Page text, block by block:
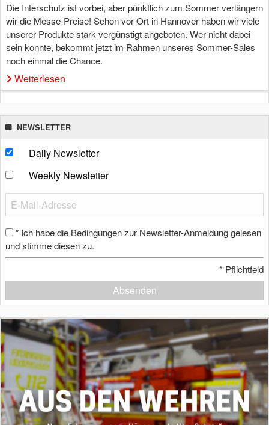
Die Interschutz ist vorbei, aber pünktlich zum Sommer verlängern
wir die Messe-Preise! Schon vor Ort in Hannover haben wir viele
unserer Produkte stark vergünstigt angeboten. Wer nicht dabei
sein konnte, bekommt jetzt im Rahmen unseres Sommer-Sales
noch einmal die Chance.
Weiterlesen
NEWSLETTER
Daily Newsletter
Weekly Newsletter
* Ich habe die Bedingungen zur Newsletter-Anmeldung gelesen
und stimme diesen zu.
* Pflichtfeld
Absenden